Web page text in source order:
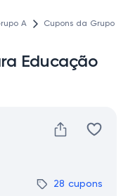
A Cupons da Grupo A
Educação
28 cupons